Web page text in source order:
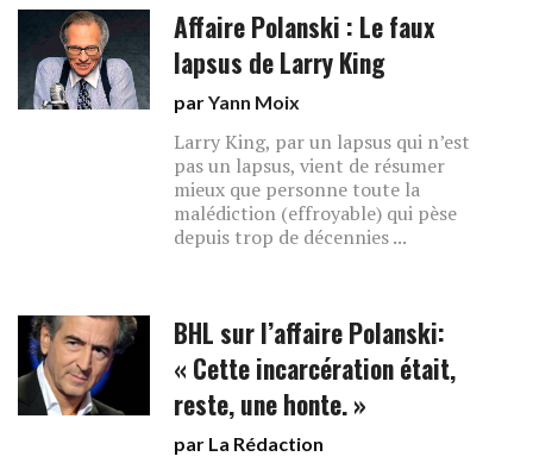
Affaire Polanski : Le faux
lapsus de Larry King
parYann Moix
Larry King, par un lapsus qui n’est
pas un lapsus, vient de résumer
mieux que personne toute la
malédiction (effroyable) qui pèse
depuis trop de décennies ...
BHL sur l’affaire Polanski:
« Cette incarcération était,
reste, une honte. »
par La Rédaction